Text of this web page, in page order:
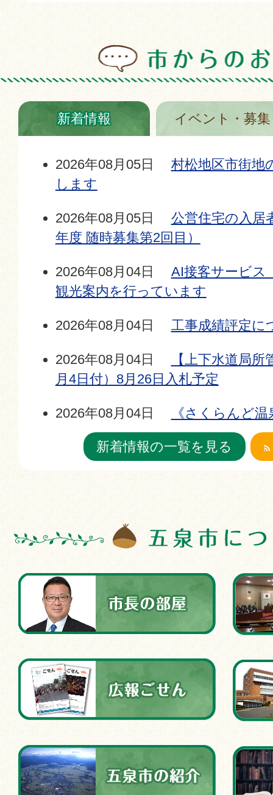
新着情報 イベント・募集
2026年08月05日
村松地区市街地
します
2026年08月05日
公営住宅の入居
年度 随時募集第2回目）
2026年08月04日
AI接客サービス
観光案内を行っています
2026年08月04日 工事成績評定に
2026年08月04日
【上下水道局
月4日付）8月26日入札予定
2026年08月04日
《さくらんど
営業時間変更のお知らせ
2026年08月04日
【財政課所管
2026年08月03日
について
2026年08月01日 特定個人情報保
ました
2026年07月31日
【受付終了】ス
助金
2026年07月31日
「スマホdeご
表！
新着情報の一覧を見る